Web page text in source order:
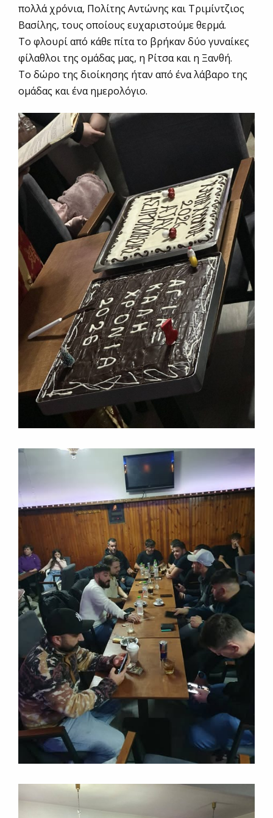
πολλά χρόνια, Πολίτης Αντώνης και Τριμίντζιος
Βασίλης, τους οποίους ευχαριστούμε θερμά.
Το φλουρί από κάθε πίτα το βρήκαν δύο γυναίκες
φίλαθλοι της ομάδας μας, η Ρίτσα και η Ξανθή.
Το δώρο της διοίκησης ήταν από ένα λάβαρο της
ομάδας και ένα ημερολόγιο.